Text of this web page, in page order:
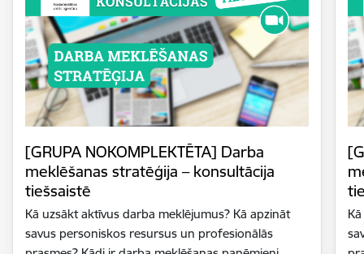
[GRUPA NOKOMPLEKTĒTA] Darba
meklēšanas stratēģija – konsultācija
tiešsaistē
Kā uzsākt aktīvus darba meklējumus? Kā apzināt
savus personiskos resursus un profesionālās